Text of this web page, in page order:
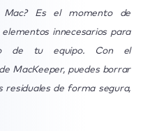
Es el momento de
innecesarios para
de tu equipo. Con el
MacKeeper, puedes borrar
residuales de forma segura,